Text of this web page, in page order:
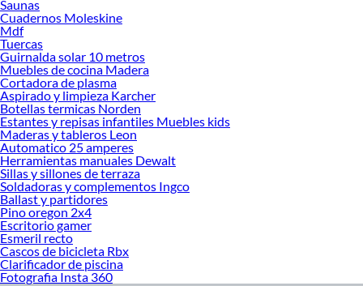
Saunas
Cuadernos Moleskine
Mdf
Tuercas
Guirnalda solar 10 metros
Muebles de cocina Madera
Cortadora de plasma
Aspirado y limpieza Karcher
Botellas termicas Norden
Estantes y repisas infantiles Muebles kids
Maderas y tableros Leon
Automatico 25 amperes
Herramientas manuales Dewalt
Sillas y sillones de terraza
Soldadoras y complementos Ingco
Ballast y partidores
Pino oregon 2x4
Escritorio gamer
Esmeril recto
Cascos de bicicleta Rbx
Clarificador de piscina
Fotografia Insta 360